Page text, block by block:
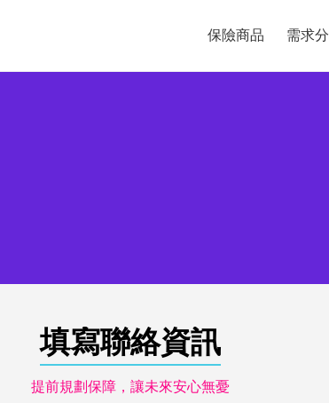
保險商品 需求
填寫聯絡資訊
提前規劃保障，讓未來安心無憂